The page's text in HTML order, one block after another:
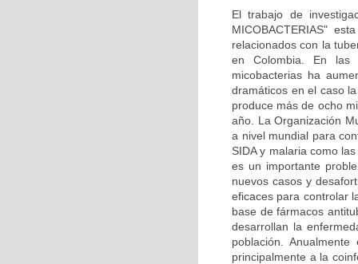
El trabajo de
MICOBACTERIAS"
relacionados con la
en Colombia. En las
micobacterias ha
dramáticos en el caso
produce más de ocho
año. La Organización
a nivel mundial para
SIDA y malaria como
es un importante
nuevos casos y
eficaces para controlar
base de fármacos
desarrollan la
población.
principalmente a la